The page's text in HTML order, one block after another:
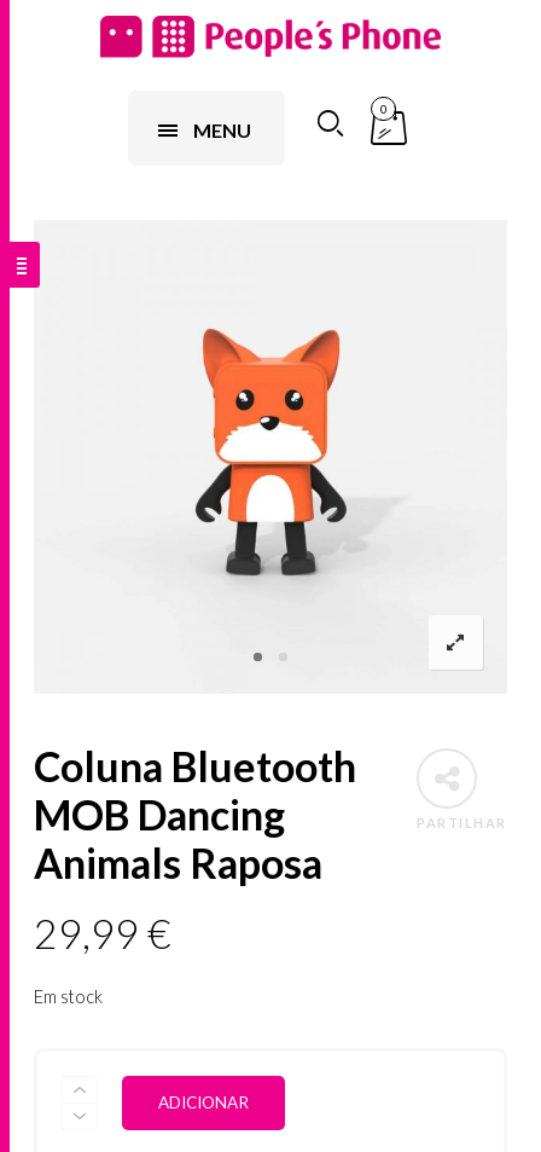
MENU
0
PARTILHAR
Coluna Bluetooth
MOB Dancing
Animals Raposa
29,99€
Em stock
QUANTIDADE
COLUNA
ADICIONAR